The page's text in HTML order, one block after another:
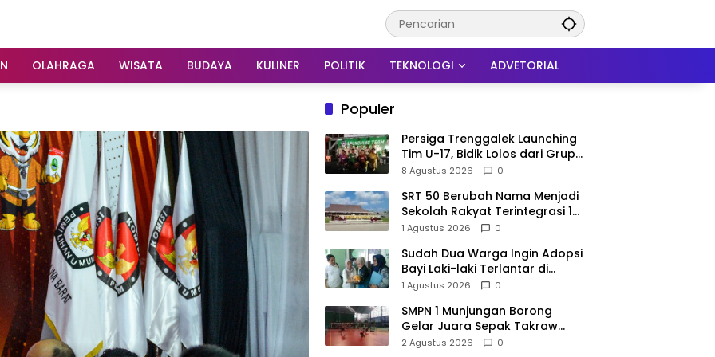
OLAHRAGA WISATA BUDAYA KULINER POLITIK TEKNOLOGI ADVETORIAL
Populer
Persiga Trenggalek Launching
Tim U-17, Bidik Lolos dari Grup
N Piala Soeratin
8 Agustus 2026 0
SRT 50 Berubah Nama Menjadi
Sekolah Rakyat Terintegrasi 1
Trenggalek, Nomenklatur
1 Agustus 2026 0
Sudah Dua Warga Ingin Adopsi
Bayi Laki-laki Terlantar di
Trenggalek, Proses Tunggu
1 Agustus 2026 0
SMPN 1 Munjungan Borong
Gelar Juara Sepak Takraw
PHBN Trenggalek 2026, Jadi
2 Agustus 2026 0